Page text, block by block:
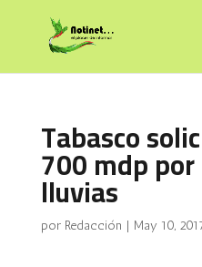
Tabasco
700 mdp
lluvias
por Redacción | May 10,